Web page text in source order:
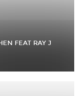
FEAT RAY J